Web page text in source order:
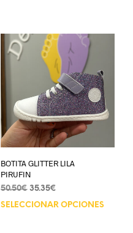
BOTITA GLITTER LILA
PIRUFIN
50.50€ 35.35€
SELECCIONAR OPCIONES